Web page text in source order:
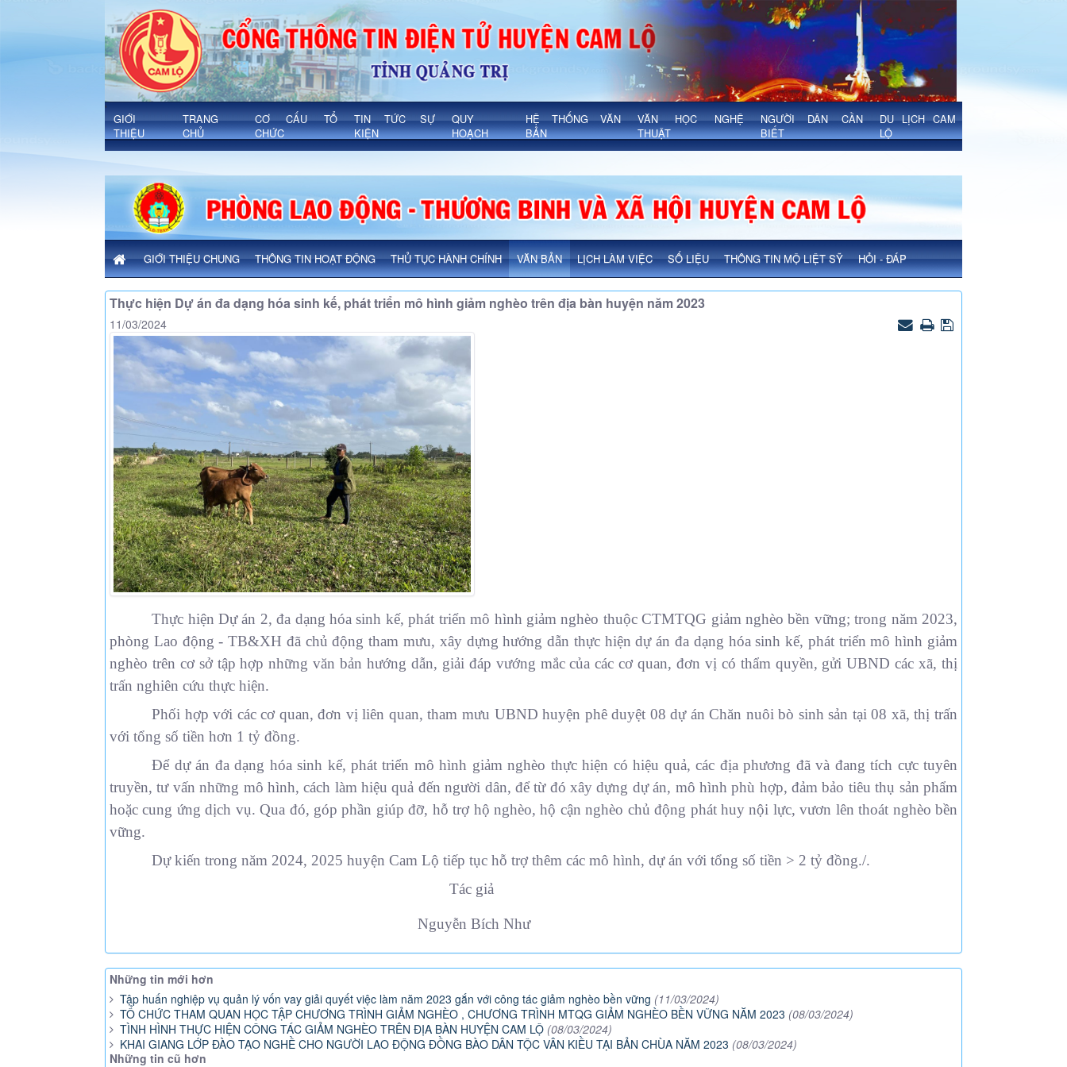
Chi tiết bài viết - Xã Cam Lộ
'
GIỚI
THIỆU
TRANG
CHỦ
CƠ CẤU TỔ
CHỨC
TIN TỨC SỰ
KIỆN
QUY
HOẠCH
HỆ THỐNG VĂN
BẢN
VĂN HỌC NGHỆ
THUẬT
NGƯỜI DÂN CẦN
BIẾT
DU LỊCH CAM
LỘ
GIỚI THIỆU CHUNG THÔNG TIN HOẠT ĐỘNG THỦ TỤC HÀNH CHÍNH VĂN BẢN LỊCH LÀM VIỆC SỐ LIỆU THÔNG TIN MỘ LIỆT SỸ HỎI - ĐÁP
Thực hiện Dự án đa dạng hóa sinh kế, phát triển mô hình giảm nghèo trên địa bàn huyện năm 2023
11/03/2024
Thực hiện Dự án 2, đa dạng hóa sinh kế, phát triển mô hình giảm nghèo thuộc CTMTQG giảm nghèo bền vững; trong năm 2023,
phòng Lao động - TB&XH đã chủ động tham mưu, xây dựng hướng dẫn thực hiện dự án đa dạng hóa sinh kế, phát triển mô hình giảm
nghèo trên cơ sở tập hợp những văn bản hướng dẫn, giải đáp vướng mắc của các cơ quan, đơn vị có thẩm quyền, gửi UBND các xã, thị
trấn nghiên cứu thực hiện.
Phối hợp với các cơ quan, đơn vị liên quan, tham mưu UBND huyện phê duyệt 08 dự án Chăn nuôi bò sinh sản tại 08 xã, thị trấn
với tổng số tiền hơn 1 tỷ đồng.
Để dự án đa dạng hóa sinh kế, phát triển mô hình giảm nghèo thực hiện có hiệu quả, các địa phương đã và đang tích cực tuyên
truyền, tư vấn những mô hình, cách làm hiệu quả đến người dân, để từ đó xây dựng dự án, mô hình phù hợp, đảm bảo tiêu thụ sản phẩm
hoặc cung ứng dịch vụ. Qua đó, góp phần giúp đỡ, hỗ trợ hộ nghèo, hộ cận nghèo chủ động phát huy nội lực, vươn lên thoát nghèo bền
vững.
Dự kiến trong năm 2024, 2025 huyện Cam Lộ tiếp tục hỗ trợ thêm các mô hình, dự án với tổng số tiền > 2 tỷ đồng./.
Tác giả
Nguyễn Bích Như
Những tin mới hơn
Tập huấn nghiệp vụ quản lý vốn vay giải quyết việc làm năm 2023 gắn với công tác giảm nghèo bền vững (11/03/2024)
TỔ CHỨC THAM QUAN HỌC TẬP CHƯƠNG TRÌNH GIẢM NGHÈO , CHƯƠNG TRÌNH MTQG GIẢM NGHÈO BỀN VỮNG NĂM 2023 (08/03/2024)
TÌNH HÌNH THỰC HIỆN CÔNG TÁC GIẢM NGHÈO TRÊN ĐỊA BÀN HUYỆN CAM LỘ (08/03/2024)
KHAI GIANG LỚP ĐÀO TẠO NGHỀ CHO NGƯỜI LAO ĐỘNG ĐỒNG BÀO DÂN TỘC VÂN KIỀU TẠI BẢN CHÙA NĂM 2023 (08/03/2024)
Những tin cũ hơn